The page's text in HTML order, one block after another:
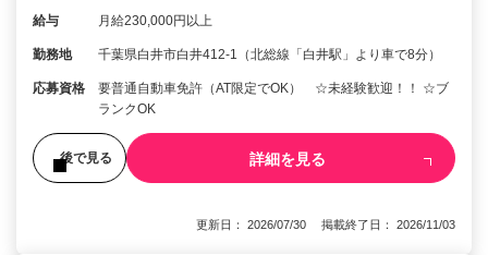
給与 月給230,000円以上
勤務地 千葉県白井市白井412-1（北総線「白井駅」より車で8分）
応募資格
要普通自動車免許（AT限定でOK） ☆未経験歓迎！！ ☆ブ
ランクOK
後で見る 詳細を見る
更新日： 2026/07/30 掲載終了日： 2026/11/03